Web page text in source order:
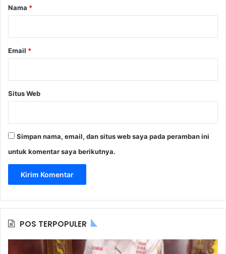
r
Nama *
Email *
Situs Web
Simpan nama, email, dan situs web saya pada peramban ini
untuk komentar saya berikutnya.
POS TERPOPULER